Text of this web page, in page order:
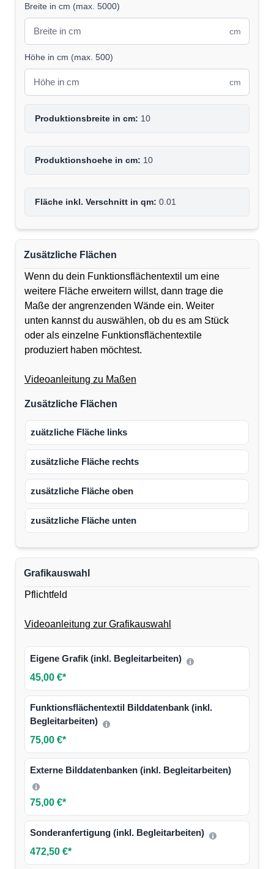
Breite in cm (max. 5000)
cm
Höhe in cm (max. 500)
cm
Produktionsbreite in cm: 10
Produktionshoehe in cm: 10
Fläche inkl. Verschnitt in qm: 0.01
Zusätzliche Flächen
Wenn du dein Funktionsflächentextil um eine
weitere Fläche erweitern willst, dann trage die
Maße der angrenzenden Wände ein. Weiter
unten kannst du auswählen, ob du es am Stück
oder als einzelne Funktionsflächentextile
produziert haben möchtest.
Videoanleitung zu Maßen
Zusätzliche Flächen
zuätzliche Fläche links
zusätzliche Fläche rechts
zusätzliche Fläche oben
zusätzliche Fläche unten
Grafikauswahl
Pflichtfeld
Videoanleitung zur Grafikauswahl
Eigene Grafik (inkl. Begleitarbeiten)
45,00 €*
Funktionsflächentextil Bilddatenbank (inkl.
Begleitarbeiten)
75,00 €*
Externe Bilddatenbanken (inkl. Begleitarbeiten)
75,00 €*
Sonderanfertigung (inkl. Begleitarbeiten)
472,50 €*